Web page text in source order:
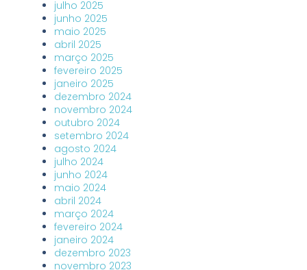
julho 2025
junho 2025
maio 2025
abril 2025
março 2025
fevereiro 2025
janeiro 2025
dezembro 2024
novembro 2024
outubro 2024
setembro 2024
agosto 2024
julho 2024
junho 2024
maio 2024
abril 2024
março 2024
fevereiro 2024
janeiro 2024
dezembro 2023
novembro 2023